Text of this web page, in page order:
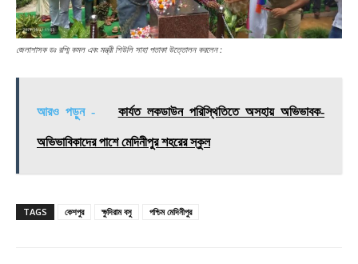
জেলাশাসক ডঃ রশ্মি কমল এবং মন্ত্রী শিউলি সাহা পতাকা উত্তোলন করলেন :
আরও পড়ুন - কার্যত লকডাউন পরিস্থিতিতে অসহায় অভিভাবক-
অভিভাবিকাদের পাশে মেদিনীপুর শহরের স্কুল
TAGS কেশপুর ক্ষুদিরাম বসু পশ্চিম মেদিনীপুর